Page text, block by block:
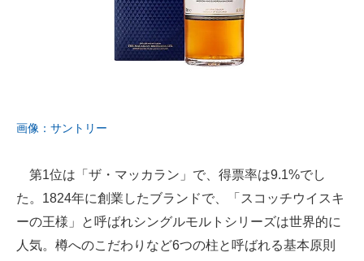
画像：サントリー
第1位は「ザ・マッカラン」で、得票率は9.1%でし
た。1824年に創業したブランドで、「スコッチウイスキ
ーの王様」と呼ばれシングルモルトシリーズは世界的に
人気。樽へのこだわりなど6つの柱と呼ばれる基本原則